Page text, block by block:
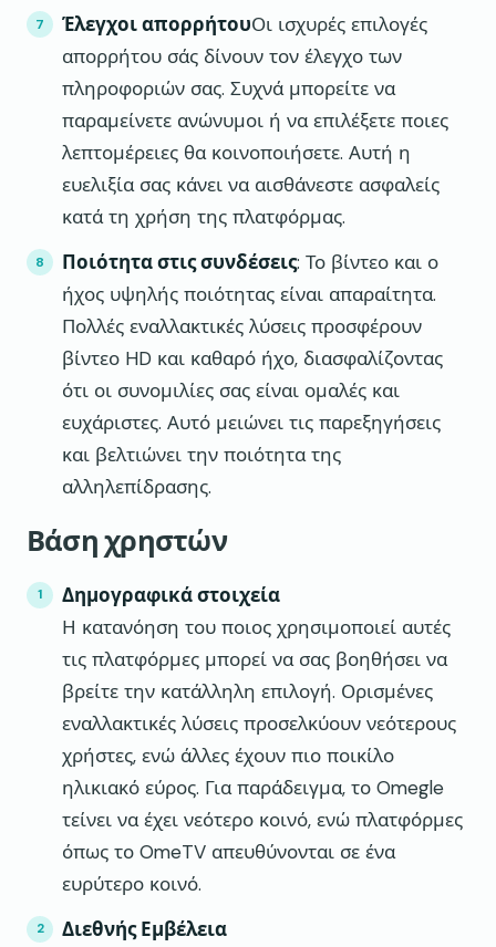
Έλεγχοι απορρήτουΟι ισχυρές επιλογές
απορρήτου σάς δίνουν τον έλεγχο των
πληροφοριών σας. Συχνά μπορείτε να
παραμείνετε ανώνυμοι ή να επιλέξετε ποιες
λεπτομέρειες θα κοινοποιήσετε. Αυτή η
ευελιξία σας κάνει να αισθάνεστε ασφαλείς
κατά τη χρήση της πλατφόρμας.
Ποιότητα στις συνδέσεις: Το βίντεο και ο
ήχος υψηλής ποιότητας είναι απαραίτητα.
Πολλές εναλλακτικές λύσεις προσφέρουν
βίντεο HD και καθαρό ήχο, διασφαλίζοντας
ότι οι συνομιλίες σας είναι ομαλές και
ευχάριστες. Αυτό μειώνει τις παρεξηγήσεις
και βελτιώνει την ποιότητα της
αλληλεπίδρασης.
Βάση χρηστών
Δημογραφικά στοιχεία
Η κατανόηση του ποιος χρησιμοποιεί αυτές
τις πλατφόρμες μπορεί να σας βοηθήσει να
βρείτε την κατάλληλη επιλογή. Ορισμένες
εναλλακτικές λύσεις προσελκύουν νεότερους
χρήστες, ενώ άλλες έχουν πιο ποικίλο
ηλικιακό εύρος. Για παράδειγμα, το Omegle
τείνει να έχει νεότερο κοινό, ενώ πλατφόρμες
όπως το OmeTV απευθύνονται σε ένα
ευρύτερο κοινό.
Διεθνής Εμβέλεια